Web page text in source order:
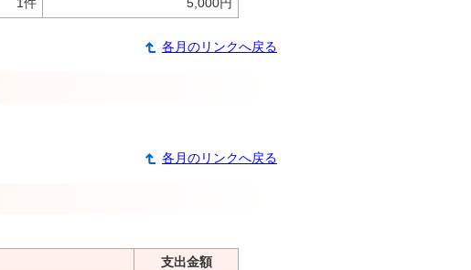
1件 5,000円
各月のリンクへ戻る
各月のリンクへ戻る
支出金額